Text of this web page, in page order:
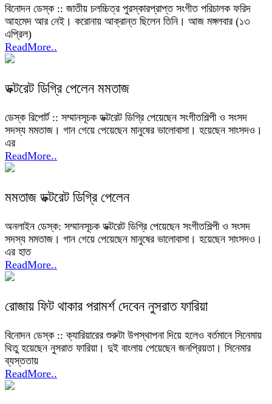
বিনোদন ডেস্ক :: জাতীয় চলচ্চিত্র পুরস্কারপ্রাপ্ত সংগীত পরিচালক ফরিদ
আহমেদ আর নেই। করোনায় আক্রান্ত ছিলেন তিনি। আজ মঙ্গলবার (১৩
এপ্রিল)
ReadMore..
ডক্টরেট ডিগ্রি পেলেন মমতাজ
ডেস্ক রিপোর্ট :: সম্মানসূচক ডক্টরেট ডিগ্রি পেয়েছেন সংগীতশিল্পী ও সংসদ
সদস্য মমতাজ। গান গেয়ে পেয়েছেন মানুষের ভালোবাসা। হয়েছেন সাংসদও।
এর
ReadMore..
মমতাজ ডক্টরেট ডিগ্রি পেলেন
অনলাইন ডেস্ক: সম্মানসূচক ডক্টরেট ডিগ্রি পেয়েছেন সংগীতশিল্পী ও সংসদ
সদস্য মমতাজ। গান গেয়ে পেয়েছেন মানুষের ভালোবাসা। হয়েছেন সাংসদও।
এর হাত
ReadMore..
রোজায় ফিট থাকার পরামর্শ দেবেন নুসরাত ফারিয়া
বিনোদন ডেস্ক :: ক্যারিয়ারের শুরুটা উপস্থাপনা দিয়ে হলেও বর্তমানে সিনেমায়
থিতু হয়েছেন নুসরাত ফারিয়া। দুই বাংলায় পেয়েছেন জনপ্রিয়তা। সিনেমার
ব্যস্ততায়
ReadMore..